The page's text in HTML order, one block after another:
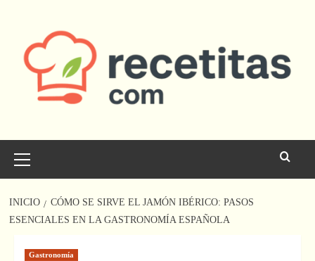
contenido
principal
INICIO
CÓMO SE SIRVE EL JAMÓN IBÉRICO: PASOS
ESENCIALES EN LA GASTRONOMÍA ESPAÑOLA
Gastronomía